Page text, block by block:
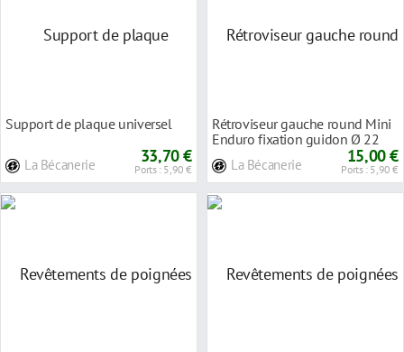
Support de plaque universel
La Bécanerie 33,70 €
Ports : 5,90 €
Rétroviseur gauche round Mini
Enduro fixation guidon Ø 22
La Bécanerie 15,00 €
Ports : 5,90 €